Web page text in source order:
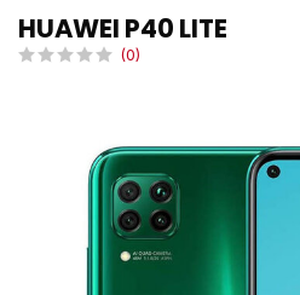
HUAWEI P40 LITE
(0)